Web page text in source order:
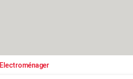
Electroménager